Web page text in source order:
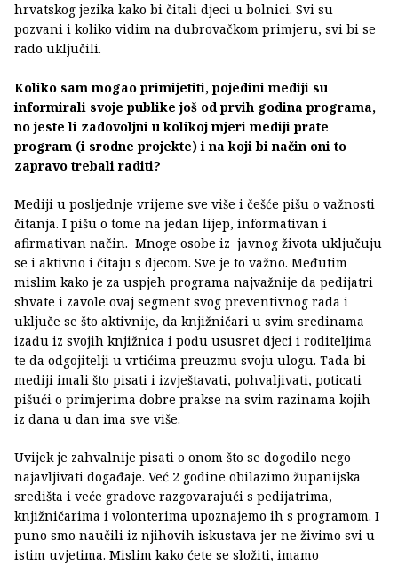
hrvatskog jezika kako bi čitali djeci u bolnici. Svi su
pozvani i koliko vidim na dubrovačkom primjeru, svi bi se
rado uključili.
Koliko sam mogao primijetiti, pojedini mediji su
informirali svoje publike još od prvih godina programa,
no jeste li zadovoljni u kolikoj mjeri mediji prate
program (i srodne projekte) i na koji bi način oni to
zapravo trebali raditi?
Mediji u posljednje vrijeme sve više i češće pišu o važnosti
čitanja. I pišu o tome na jedan lijep, informativan i
afirmativan način. Mnoge osobe iz javnog života uključuju
se i aktivno i čitaju s djecom. Sve je to važno. Međutim
mislim kako je za uspjeh programa najvažnije da pedijatri
shvate i zavole ovaj segment svog preventivnog rada i
uključe se što aktivnije, da knjižničari u svim sredinama
izađu iz svojih knjižnica i pođu ususret djeci i roditeljima
te da odgojitelji u vrtićima preuzmu svoju ulogu. Tada bi
mediji imali što pisati i izvještavati, pohvaljivati, poticati
pišući o primjerima dobre prakse na svim razinama kojih
iz dana u dan ima sve više.
Uvijek je zahvalnije pisati o onom što se dogodilo nego
najavljivati događaje. Već 2 godine obilazimo županijska
središta i veće gradove razgovarajući s pedijatrima,
knjižničarima i volonterima upoznajemo ih s programom. I
puno smo naučili iz njihovih iskustava jer ne živimo svi u
istim uvjetima. Mislim kako ćete se složiti, imamo